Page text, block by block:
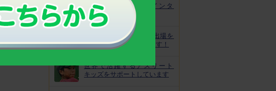
なでしこ宮間選手にインタ
ビュー！
ジュニアオリンピック出場を
目指してがんばっています！
世界で活躍するアスリート
キッズをサポートしています